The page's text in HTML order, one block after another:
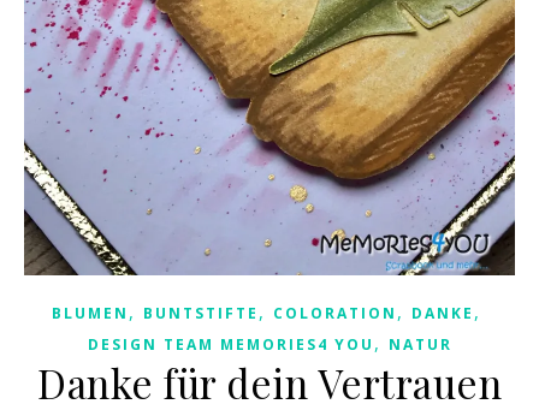
BLUMEN , BUNTSTIFTE , COLORATION , DANKE ,
DESIGN TEAM MEMORIES4 YOU , NATUR
Danke für dein Vertrauen